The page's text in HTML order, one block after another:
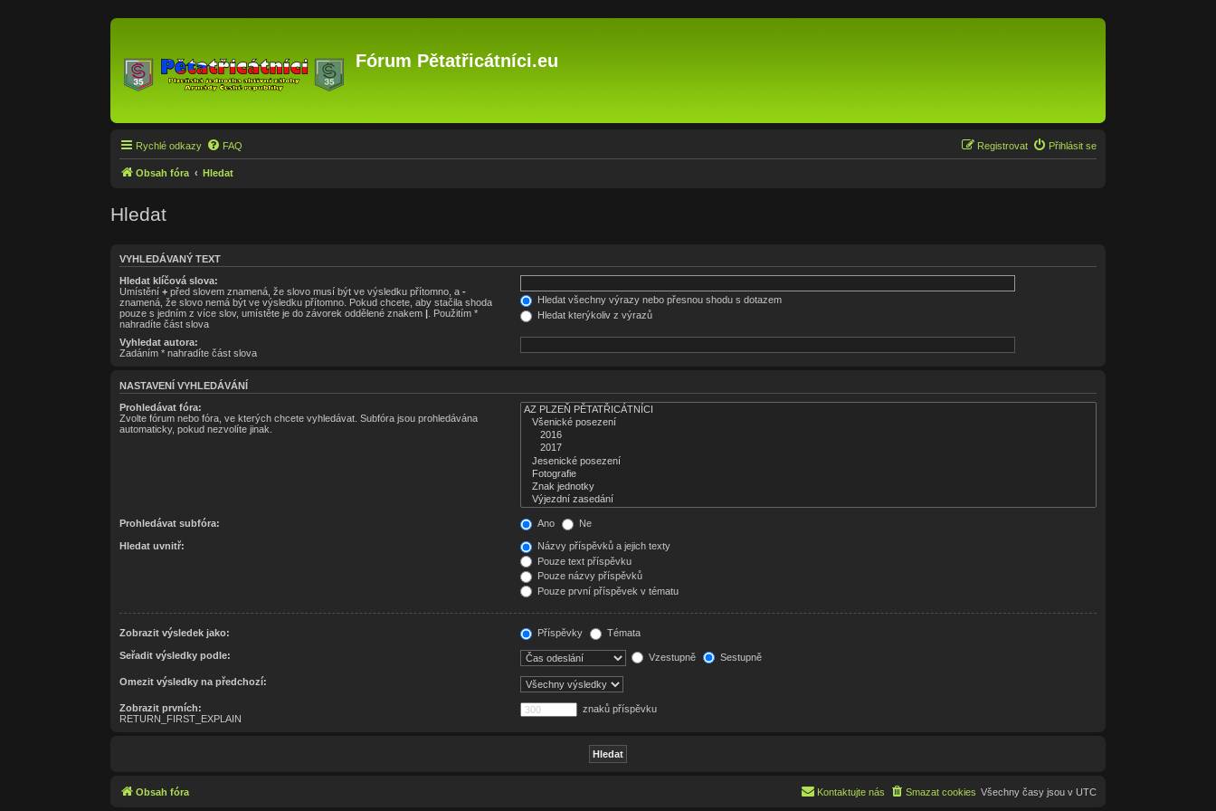
Fórum Pětatřicátníci.eu
Rychlé odkazy FAQ Přihlásit se
Registrovat
Obsah fóra Hledat
Hledat
VYHLEDÁVANÝ TEXT
Hledat klíčová slova:
Umístění + před slovem znamená, že slovo musí být ve výsledku přítomno, a -
znamená, že slovo nemá být ve výsledku přítomno. Pokud chcete, aby stačila shoda
pouze s jedním z více slov, umístěte je do závorek oddělené znakem
. Použitím *
nahradíte část slova
Hledat všechny výrazy nebo přesnou shodu s dotazem
Hledat kterýkoliv z výrazů
Vyhledat autora:
Zadáním * nahradíte část slova
NASTAVENÍ VYHLEDÁVÁNÍ
Prohledávat fóra:
Zvolte fórum nebo fóra, ve kterých chcete vyhledávat. Subfóra jsou prohledávána
automaticky, pokud nezvolíte jinak.
Prohledávat subfóra: Ano Ne
Hledat uvnitř:
Názvy příspěvků a jejich texty
Pouze text příspěvku
Pouze názvy příspěvků
Pouze první příspěvek v tématu
Zobrazit výsledek jako: Příspěvky Témata
Seřadit výsledky podle: Vzestupně Sestupně
Omezit výsledky na předchozí:
Zobrazit prvních:
RETURN_FIRST_EXPLAIN
znaků příspěvku
Obsah fóra Všechny časy jsou v UTC
Smazat cookies
Kontaktujte nás